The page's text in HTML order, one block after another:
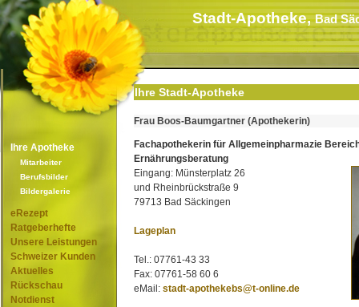
Stadt-Apotheke,Bad
Ihre Apotheke
Mitarbeiter
Berufsbilder
Bildergalerie
eRezept
Ratgeberhefte
Unsere Leistungen
Schweizer Kunden
Aktuelles
Rückschau
Notdienst
Ihre Stadt-Apotheke
Frau Boos-Baumgartner (Apothekerin)
Fachapothekerin für Allgemeinpharmazie
Ernährungsberatung
Eingang: Münsterplatz 26
und Rheinbrückstraße 9
79713 Bad Säckingen
Lageplan
Tel.: 07761-43 33
Fax: 07761-58 60 6
eMail: stadt-apothekebs@t-online.de